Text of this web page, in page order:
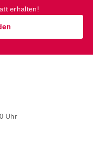
erhalten!
Uhr